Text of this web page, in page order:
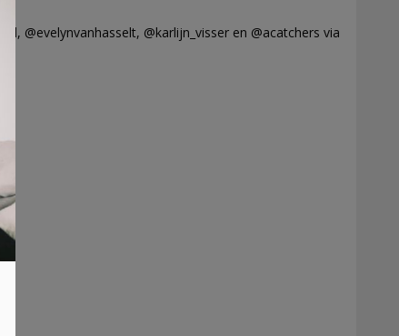
@evelynvanhasselt, @karlijn_visser en @acatchers via